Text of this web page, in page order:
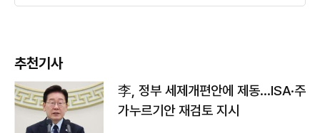
추천기사
李, 정부 세제개편안에 제동…ISA·주
가누르기안 재검토 지시